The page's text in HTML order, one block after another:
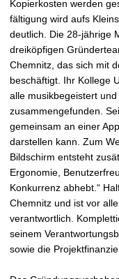
Kopierkosten werden
fältigung wird aufs
deutlich. Die 28-jährige
dreiköpfigen
Chemnitz, das sich mit
beschäftigt. Ihr Kollege
alle musikbegeistert
zusammengefunden.
gemeinsam an einer
darstellen kann. Zum
Bildschirm entsteht
Ergonomie,
Konkurrenz abhebt.“
Chemnitz und ist vor
verantwortlich.
seinem
sowie die